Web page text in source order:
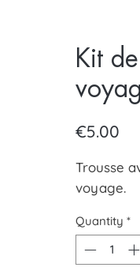
Kit
€5.00
Trousse
voyage.
Quantity *